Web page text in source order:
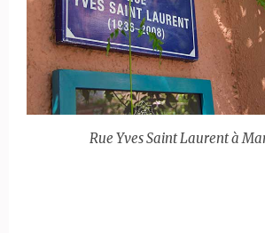
Rue Yves Saint Laurent à